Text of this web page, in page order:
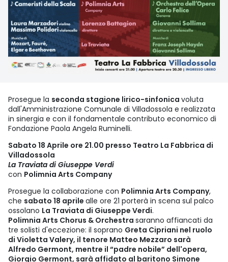
Prosegue la seconda stagione lirico-sinfonica voluta
dall'Amministrazione Comunale di Villadossola e realizzata
in sinergia e con il fondamentale contributo economico di
Fondazione Paola Angela Ruminelli.
Sabato 18 Aprile ore 21.00 presso Teatro La Fabbrica di
Villadossola
La Traviata di Giuseppe Verdi
con Polimnia Arts Company
Prosegue la collaborazione con Polimnia Arts Company,
che sabato 18 aprile alle ore 21 porterà in scena sul palco
ossolano La Traviata di Giuseppe Verdi.
Polimnia Arts Chorus & Orchestra saranno affiancati da
tre solisti d'eccezione: il soprano Greta Cipriani nel ruolo
di Violetta Valery, il tenore Matteo Mezzaro sarà
Alfredo Germont, mentre il “padre nobile” dell'opera,
Giorgio Germont, sarà affidato al baritono Simone